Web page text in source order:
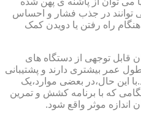
توانند در جذب فشار و احساس
راه رفتن یا دویدن کمک
قابل توجهی از دستگاه های
طول عمر بیشتری دارند و پشتیبانی
این حال،در بعضی موارد،یک
که با برنامه کشش و تمرین
اندازه موثر واقع شود.